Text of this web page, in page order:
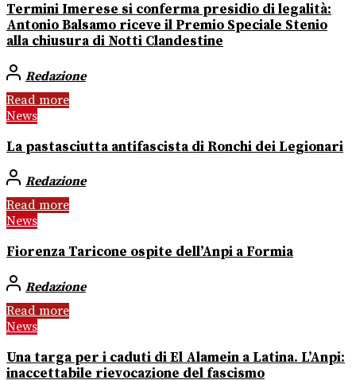
Termini Imerese si conferma presidio di legalità:
Antonio Balsamo riceve il Premio Speciale Stenio
alla chiusura di Notti Clandestine
Redazione
Read more
News
La pastasciutta antifascista di Ronchi dei Legionari
Redazione
Read more
News
Fiorenza Taricone ospite dell’Anpi a Formia
Redazione
Read more
News
Una targa per i caduti di El Alamein a Latina. L’Anpi:
inaccettabile rievocazione del fascismo